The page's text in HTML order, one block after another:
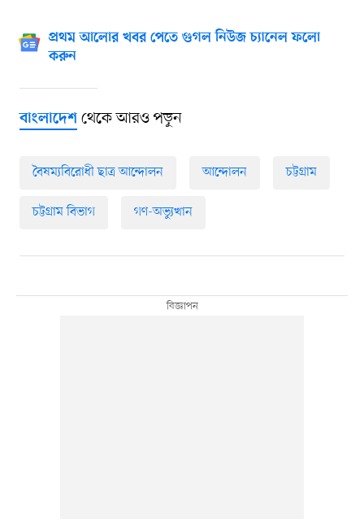
প্রথম আলোর খবর পেতে গুগল নিউজ চ্যানেল ফলো
করুন
বাংলাদেশথেকে আরও পড়ুন
বৈষম্যবিরোধী ছাত্র আন্দোলন আন্দোলন চট্টগ্রাম
চট্টগ্রাম বিভাগ গণ-অভ্যুত্থান